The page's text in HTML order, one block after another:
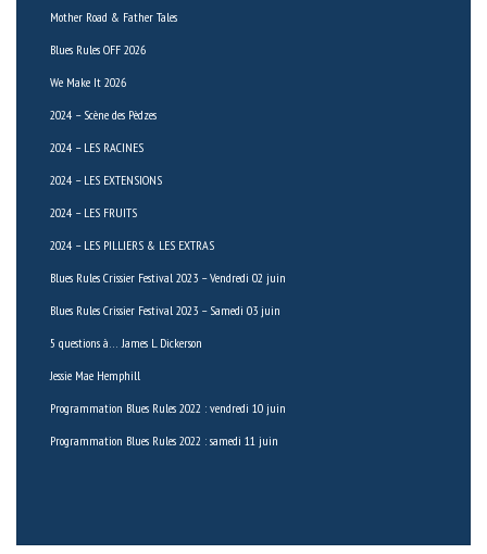
Mother Road & Father Tales
Blues Rules OFF 2026
We Make It 2026
2024 – Scène des Pèdzes
2024 – LES RACINES
2024 – LES EXTENSIONS
2024 – LES FRUITS
2024 – LES PILLIERS & LES EXTRAS
Blues Rules Crissier Festival 2023 – Vendredi 02 juin
Blues Rules Crissier Festival 2023 – Samedi 03 juin
5 questions à… James L. Dickerson
Jessie Mae Hemphill
Programmation Blues Rules 2022 : vendredi 10 juin
Programmation Blues Rules 2022 : samedi 11 juin